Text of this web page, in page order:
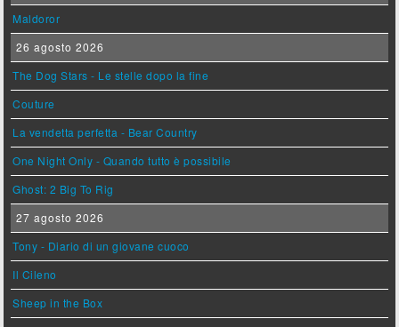
Maldoror
26 agosto 2026
The Dog Stars - Le stelle dopo la fine
Couture
La vendetta perfetta - Bear Country
One Night Only - Quando tutto è possibile
Ghost: 2 Big To Rig
27 agosto 2026
Tony - Diario di un giovane cuoco
Il Cileno
Sheep in the Box